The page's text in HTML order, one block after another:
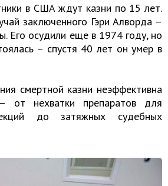
⁠в США ждут казни по 15 лет.
заключенного Гэри ⁠Алворда –
Его осудили еще в 1974 году, но
– спустя 40 лет он ⁠умер в
смертной казни неэффективна
от нехватки препаратов для
до затяжных судебных